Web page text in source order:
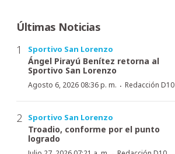
Últimas Noticias
Sportivo San Lorenzo
Ángel Pirayú Benítez retorna al
Sportivo San Lorenzo
Agosto 6, 2026 08:36 p. m. · Redacción D10
Sportivo San Lorenzo
Troadio, conforme por el punto
logrado